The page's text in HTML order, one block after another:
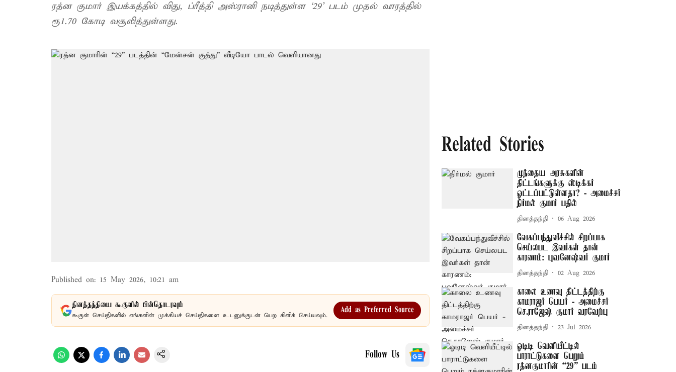
ரத்ன குமார் இயக்கத்தில் விது, ப்ரீத்தி அஸ்ரானி நடித்துள்ள ‘29’ படம் முதல் வாரத்தில்
ரூ1.70 கோடி வசூலித்துள்ளது.
Published on: 15 May 2026, 10:21 am
தினத்தந்தியை கூகுளில் பின்தொடரவும்
கூகுள் செய்திகளில் எங்களின் முக்கியச் செய்திகளை உடனுக்குடன் பெற கிளிக் செய்யவும்.
Add as Preferred Source
Follow Us
Related Stories
முந்தைய அரசுகளின்
திட்டங்களுக்கு ஸ்டிக்கர்
ஓட்டப்பட்டுள்ளதா? - அமைச்சர்
நிர்மல் குமார் பதில்
தினத்தந்தி 06 Aug 2026
வேகப்பந்துவீச்சில் சிறப்பாக
செய்லபட இவர்கள் தான்
காரணம்: புவனேஷ்வர் குமார்
தினத்தந்தி 02 Aug 2026
காலை உணவு திட்டத்திற்கு
காமராஜர் பெயர் - அமைச்சர்
செ.ராஜேஷ் குமார் வரவேற்பு
தினத்தந்தி 23 Jul 2026
ஓடிடி வெளியீட்டில்
பாராட்டுகளை பெறும்
ரத்னகுமாரின் “29” படம்